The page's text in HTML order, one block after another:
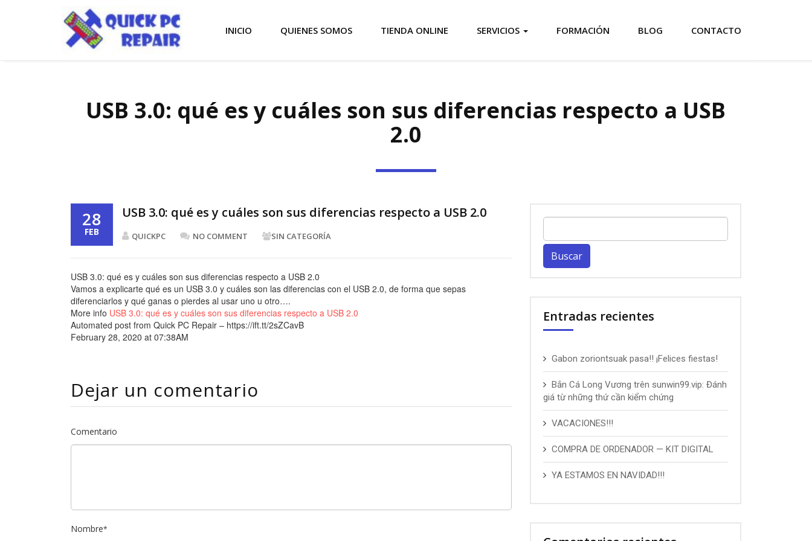
INICIO QUIENES SOMOS TIENDA ONLINE SERVICIOS FORMACIÓN BLOG CONTACTO
USB 3.0: qué es y cuáles son sus diferencias respecto a USB
2.0
28
FEB
USB 3.0: qué es y cuáles son sus diferencias respecto a USB 2.0
QUICKPC NO COMMENT SIN CATEGORÍA
USB 3.0: qué es y cuáles son sus diferencias respecto a USB 2.0
Vamos a explicarte qué es un USB 3.0 y cuáles son las diferencias con el USB 2.0, de forma que sepas
diferenciarlos y qué ganas o pierdes al usar uno u otro….
More info USB 3.0: qué es y cuáles son sus diferencias respecto a USB 2.0
Automated post from Quick PC Repair – https://ift.tt/2sZCavB
February 28, 2020 at 07:38AM
Dejar un comentario
Comentario
Nombre*
Entradas recientes
Gabon zoriontsuak pasa!! ¡Felices fiestas!
Bắn Cá Long Vương trên sunwin99.vip: Đánh
giá từ những thứ cần kiểm chứng
VACACIONES!!!
COMPRA DE ORDENADOR — KIT DIGITAL
YA ESTAMOS EN NAVIDAD!!!